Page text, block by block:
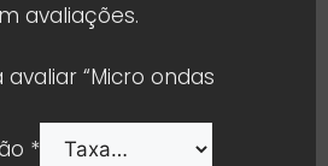
avaliações.
“Micro ondas
*